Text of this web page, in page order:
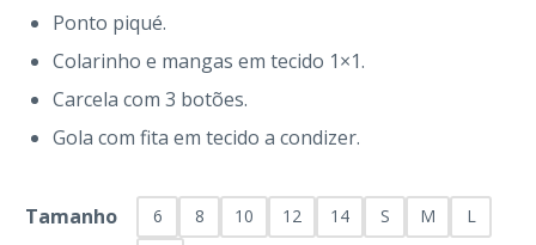
Ponto piqué.
Colarinho e mangas em tecido 1×1.
Carcela com 3 botões.
Gola com fita em tecido a condizer.
Tamanho 6 8 10 12 14 S M
L